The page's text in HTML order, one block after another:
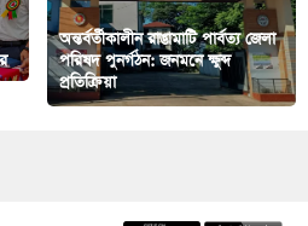
অন্তর্বর্তীকালীন রাঙামাটি পার্বত্য জেলা
পরিষদ পুনর্গঠন: জনমনে ক্ষুব্দ
প্রতিক্রিয়া